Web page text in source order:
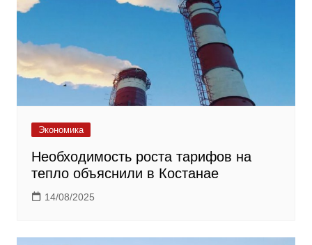
Экономика
Необходимость роста тарифов на
тепло объяснили в Костанае
14/08/2025